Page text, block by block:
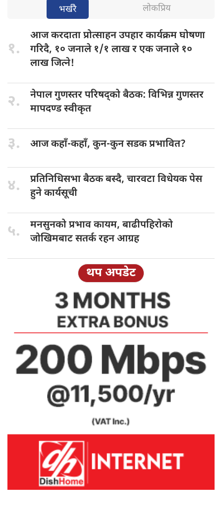
भर्खरै लोकप्रिय
१.
आज करदाताप्रोत्साहन उपहार कार्यक्रम घोषणा
गरिदै, १० जनाले १/१ लाख र एक जनाले १०
लाख जित्ने!
२. नेपाल गुणस्तरपरिषद्को बैठक: विभिन्न गुणस्तर
मापदण्ड स्वीकृत
३. आज कहाँ-कहाँ, कुन-कुन सडक प्रभावित?
४. प्रतिनिधिसभा बैठकबस्दै, चारवटा विधेयक पेस
हुने कार्यसूची
५. मनसुनको प्रभावकायम, बाढीपहिरोको
जोखिमबाट सतर्क रहन आग्रह
थप अपडेट